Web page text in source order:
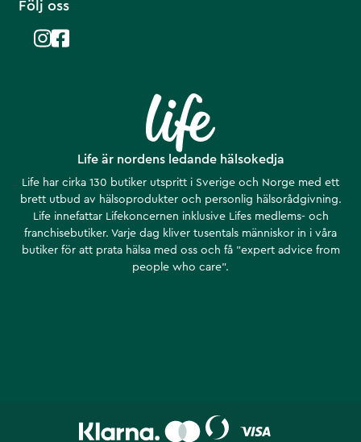
Life är nordens ledande hälsokedja
Life har cirka 130 butiker utspritt i Sverige och Norge med ett
brett utbud av hälsoprodukter och personlig hälsorådgivning.
Life innefattar Lifekoncernen inklusive Lifes medlems- och
franchisebutiker. Varje dag kliver tusentals människor in i våra
butiker för att prata hälsa med oss och få ”expert advice from
people who care”.
Följ oss